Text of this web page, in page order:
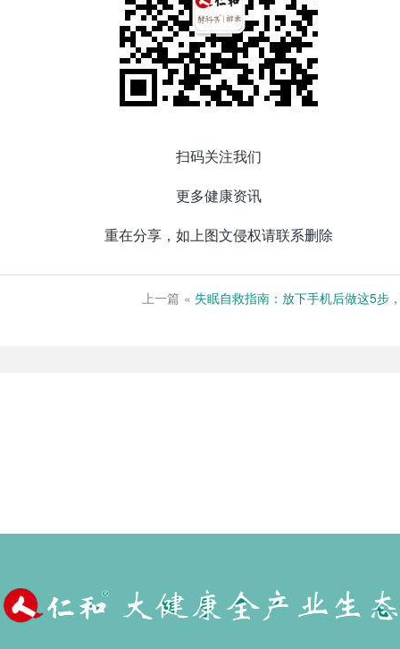
扫码关注我们
更多健康资讯
重在分享，如上图文侵权请联系删除
上一篇 « 失眠自救指南：放下手机后做这5步